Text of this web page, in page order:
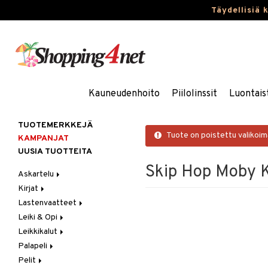
Täydellisiä
Kauneudenhoito Piilolinssit
Tuote on poistettu
Skip Hop Moby
TUOTEMERKKEJÄ
KAMPANJAT
UUSIA TUOTTEITA
Askartelu
Askartelumateriaalit
Askartelusetti
Helmet
Koulutarvikkeet
Muovailuvaha
Piirrä ja maalaa
Kirjat
Askartelukirjat
Maalauskirjat
Päiväkirjat
Lastenvaatteet
Alaosat
Leggingsit
Alusvaatteet & Sukat
Kengät
Mekot
Leiki & Opi
Opetuslelut
Oppimispelit
Soittimet
Leikkikalut
Ajoneuvot
Autoradat
Eläimet
Palapeli
1000 palaa
Pelit